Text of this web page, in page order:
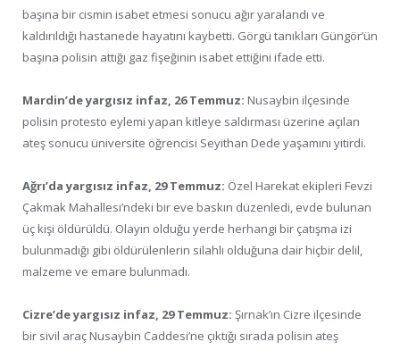
başına bir cismin isabet etmesi sonucu ağır yaralandı ve
kaldırıldığı hastanede hayatını kaybetti. Görgü tanıkları Güngör’ün
başına polisin attığı gaz fişeğinin isabet ettiğini ifade etti.
Mardin’de yargısız infaz, 26 Temmuz: Nusaybin ilçesinde
polisin protesto eylemi yapan kitleye saldırması üzerine açılan
ateş sonucu üniversite öğrencisi Seyithan Dede yaşamını yitirdi.
Ağrı’da yargısız infaz, 29 Temmuz: Özel Harekat ekipleri Fevzi
Çakmak Mahallesi’ndeki bir eve baskın düzenledi, evde bulunan
üç kişi öldürüldü. Olayın olduğu yerde herhangi bir çatışma izi
bulunmadığı gibi öldürülenlerin silahlı olduğuna dair hiçbir delil,
malzeme ve emare bulunmadı.
Cizre’de yargısız infaz, 29 Temmuz: Şırnak’ın Cizre ilçesinde
bir sivil araç Nusaybin Caddesi’ne çıktığı sırada polisin ateş